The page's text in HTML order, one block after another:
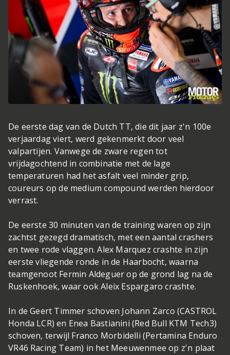
De eerste dag van de Dutch TT, die dit jaar z'n 100e
verjaardag viert, werd gekenmerkt door veel
valpartijen. Vanwege de zware regen tot
vrijdagochtend in combinatie met de lage
temperaturen had het asfalt veel minder grip,
coureurs op de medium compound werden hierdoor
verrast.
De eerste 30 minuten van de training waren op zijn
zachtst gezegd dramatisch, met een aantal crashers
en twee rode vlaggen. Alex Marquez crashte in zijn
eerste vliegende ronde in de Haarbocht, waarna
teamgenoot Fermin Aldeguer op de grond lag na de
Ruskenhoek, waar ook Aleix Espargaro crashte.
In de Geert Timmer schoven Johann Zarco (CASTROL
Honda LCR) en Enea Bastianini (Red Bull KTM Tech3)
schoven, terwijl Franco Morbidelli (Pertamina Enduro
VR46 Racing Team) in het Meeuwenmee op z'n plaat